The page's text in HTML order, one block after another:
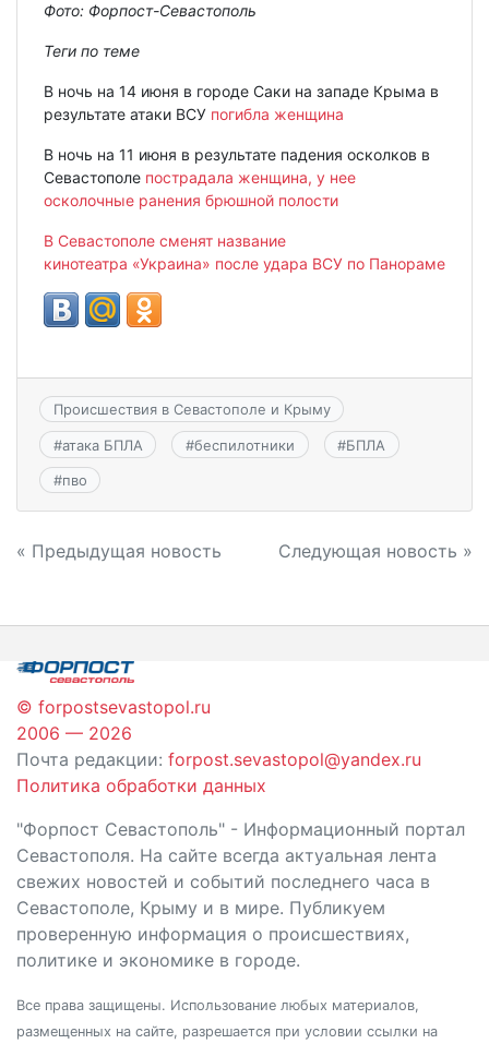
Фото: Форпост-Севастополь
Теги по теме
В ночь на 14 июня в городе Саки на западе Крыма в
результате атаки ВСУ погибла женщина
В ночь на 11 июня в результате падения осколков в
Севастополе пострадала женщина, у нее
осколочные ранения брюшной полости
В Севастополе сменят название
кинотеатра «Украина» после удара ВСУ по Панораме
Происшествия в Севастополе и Крыму
#атака БПЛА #беспилотники #БПЛА
#пво
Навигация
записям
« Предыдущая новость Следующая новость »
© forpostsevastopol.ru
2006 — 2026
Почта редакции: forpost.sevastopol@yandex.ru
Политика обработки данных
"Форпост Севастополь" - Информационный портал
Севастополя. На сайте всегда актуальная лента
свежих новостей и событий последнего часа в
Севастополе, Крыму и в мире. Публикуем
проверенную информация о происшествиях,
политике и экономике в городе.
Все права защищены. Использование любых материалов,
размещенных на сайте, разрешается при условии ссылки на